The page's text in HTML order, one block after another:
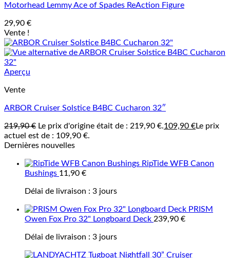
Motorhead Lemmy Ace of Spades ReAction Figure
29,90 €
Vente !
Aperçu
Vente
ARBOR Cruiser Solstice B4BC Cucharon 32″
219,90€ Le prix d'origine était de : 219,90 €.109,90 €Le prix
actuel est de : 109,90 €.
Dernières nouvelles
RipTide WFB Canon
Bushings 11,90 €
Délai de livraison : 3 jours
PRISM
Owen Fox Pro 32" Longboard Deck 239,90 €
Délai de livraison : 3 jours